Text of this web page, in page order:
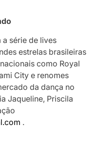
série de lives
estrelas brasileiras
como Royal
City e renomes
da dança no
Jaqueline, Priscila
com .